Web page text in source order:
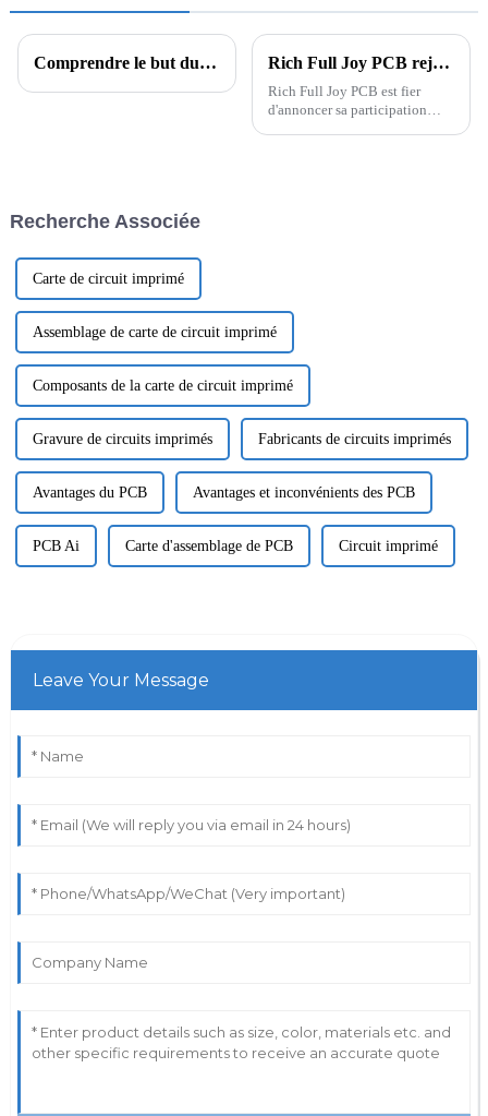
Comprendre le but du perçage des PCB Rich Full Joy PCB rejoint la première plateforme aérospatiale transfrontalière de Chine 🌍
Rich Full Joy PCB est fier
d'annoncer sa participation
Recherche Associée
Carte de circuit imprimé
Assemblage de carte de circuit imprimé
Composants de la carte de circuit imprimé
Gravure de circuits imprimés Fabricants de circuits imprimés
Avantages du PCB Avantages et inconvénients des PCB
PCB Ai Carte d'assemblage de PCB Circuit imprimé
Leave Your Message